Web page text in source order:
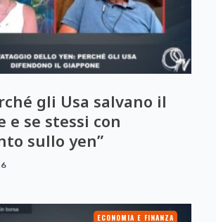
gli Usa salvano il
e se stessi con
sullo yen”
ECONOMIA E FINANZA